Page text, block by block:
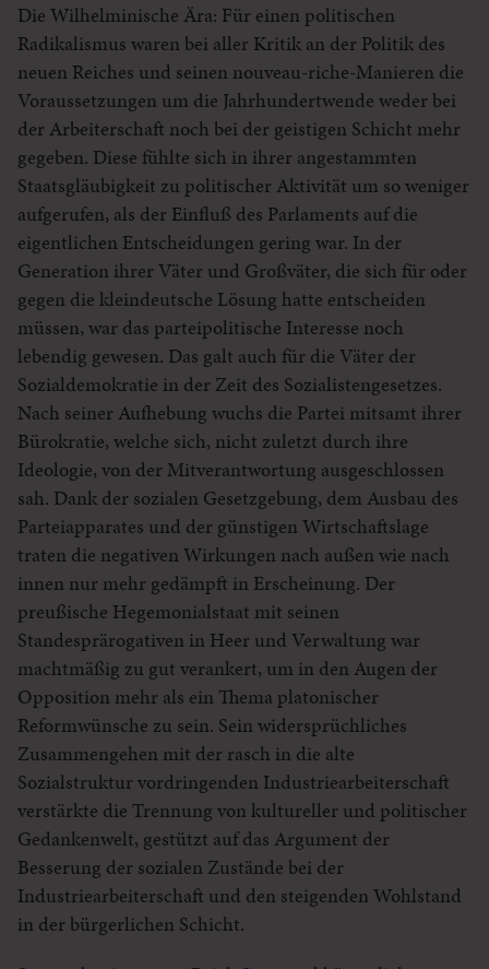
Die Wilhelminische Ära: Für einen politischen
Radikalismus waren bei aller Kritik an der Politik des
neuen Reiches und seinen nouveau-riche-Manieren die
Voraussetzungen um die Jahrhundertwende weder bei
der Arbeiterschaft noch bei der geistigen Schicht mehr
gegeben. Diese fühlte sich in ihrer angestammten
Staatsgläubigkeit zu politischer Aktivität um so weniger
aufgerufen, als der Einfluß des Parlaments auf die
eigentlichen Entscheidungen gering war. In der
Generation ihrer Väter und Großväter, die sich für oder
gegen die kleindeutsche Lösung hatte entscheiden
müssen, war das parteipolitische Interesse noch
lebendig gewesen. Das galt auch für die Väter der
Sozialdemokratie in der Zeit des Sozialistengesetzes.
Nach seiner Aufhebung wuchs die Partei mitsamt ihrer
Bürokratie, welche sich, nicht zuletzt durch ihre
Ideologie, von der Mitverantwortung ausgeschlossen
sah. Dank der sozialen Gesetzgebung, dem Ausbau des
Parteiapparates und der günstigen Wirtschaftslage
traten die negativen Wirkungen nach außen wie nach
innen nur mehr gedämpft in Erscheinung. Der
preußische Hegemonialstaat mit seinen
Standesprärogativen in Heer und Verwaltung war
machtmäßig zu gut verankert, um in den Augen der
Opposition mehr als ein Thema platonischer
Reformwünsche zu sein. Sein widersprüchliches
Zusammengehen mit der rasch in die alte
Sozialstruktur vordringenden Industriearbeiterschaft
verstärkte die Trennung von kultureller und politischer
Gedankenwelt, gestützt auf das Argument der
Besserung der sozialen Zustände bei der
Industriearbeiterschaft und den steigenden Wohlstand
in der bürgerlichen Schicht.